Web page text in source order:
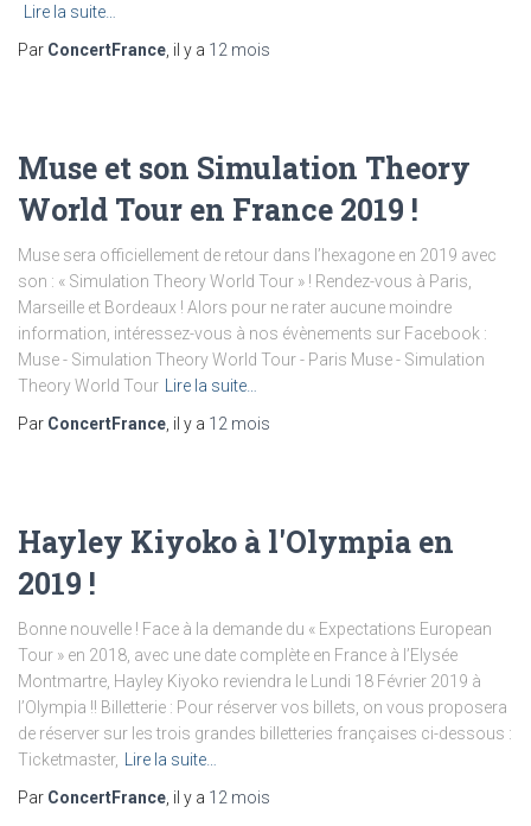
Lire la suite…
Par ConcertFrance , il y a 12 mois
Muse et son Simulation Theory
World Tour en France 2019 !
Muse sera officiellement de retour dans l’hexagone en 2019 avec
son : « Simulation Theory World Tour » ! Rendez-vous à Paris,
Marseille et Bordeaux ! Alors pour ne rater aucune moindre
information, intéressez-vous à nos évènements sur Facebook :
Muse - Simulation Theory World Tour - Paris Muse - Simulation
Theory World Tour
Lire la suite…
Par ConcertFrance , il y a 12 mois
Hayley Kiyoko à l'Olympia en
2019 !
Bonne nouvelle ! Face à la demande du « Expectations European
Tour » en 2018, avec une date complète en France à l’Elysée
Montmartre, Hayley Kiyoko reviendra le Lundi 18 Février 2019 à
l’Olympia !! Billetterie : Pour réserver vos billets, on vous proposera
de réserver sur les trois grandes billetteries françaises ci-dessous :
Ticketmaster,
Lire la suite…
Par ConcertFrance , il y a 12 mois